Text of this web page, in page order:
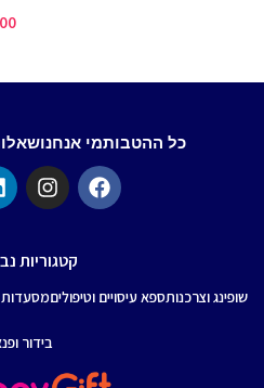
כל ההטבותמי אנחנו
קטגוריות
שופינג וצרכנותספא עיסויים וטיפוליםמסעדות
בידור